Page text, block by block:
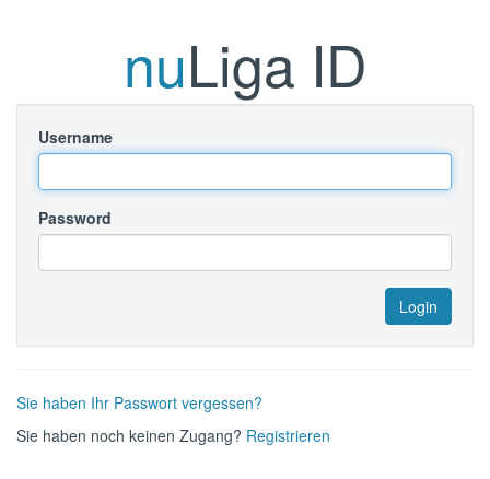
nuLiga ID
Username
Password
Sie haben Ihr Passwort vergessen?
Sie haben noch keinen Zugang? Registrieren